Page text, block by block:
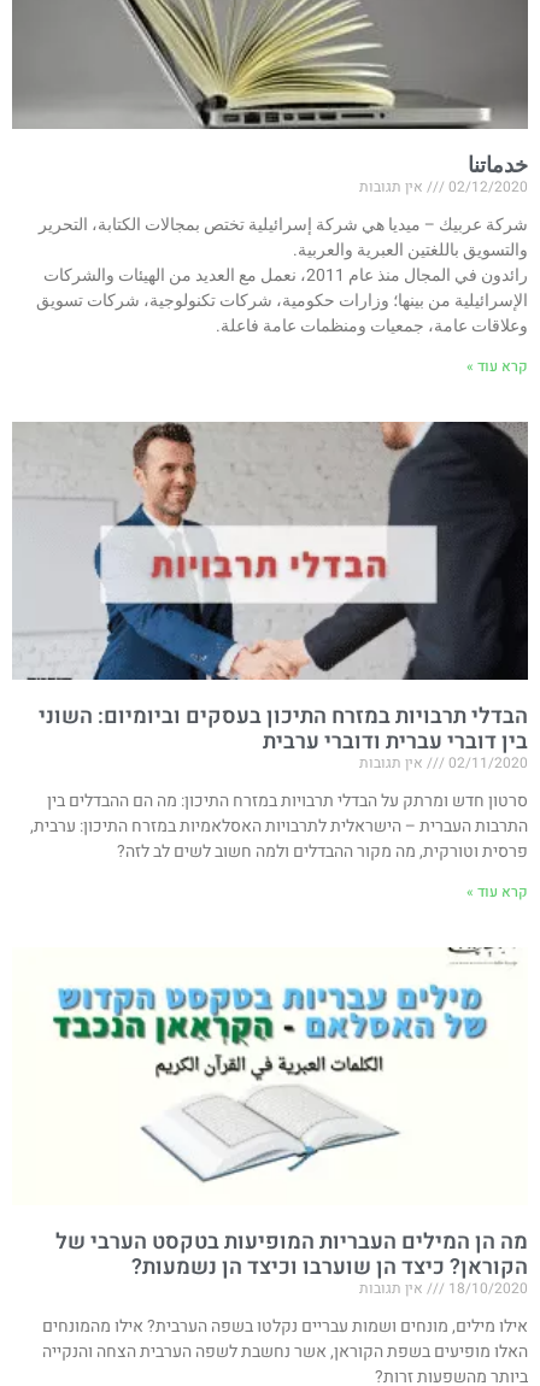
خدماتنا
02/12/2020 אין תגובות
شركة عربيك – ميديا هي شركة إسرائيلية تختص بمجالات الكتابة، التحرير
والتسويق باللغتين العبرية والعربية.
رائدون في المجال منذ عام 2011، نعمل مع العديد من الهيئات والشركات
الإسرائيلية من بينها؛ وزارات حكومية، شركات تكنولوجية، شركات تسويق
وعلاقات عامة، جمعيات ومنظمات عامة فاعلة.
קרא עוד »
הבדלי תרבויות במזרח התיכון בעסקים וביומיום: השוני
בין דוברי עברית ודוברי ערבית
02/11/2020 אין תגובות
סרטון חדש ומרתק על הבדלי תרבויות במזרח התיכון: מה הם ההבדלים בין
התרבות העברית – הישראלית לתרבויות האסלאמיות במזרח התיכון: ערבית,
פרסית וטורקית, מה מקור ההבדלים ולמה חשוב לשים לב לזה?
קרא עוד »
מה הן המילים העבריות המופיעות בטקסט הערבי של
הקוראן? כיצד הן שוערבו וכיצד הן נשמעות?
18/10/2020 אין תגובות
אילו מילים, מונחים ושמות עבריים נקלטו בשפה הערבית? אילו מהמונחים
האלו מופיעים בשפת הקוראן, אשר נחשבת לשפה הערבית הצחה והנקייה
ביותר מהשפעות זרות?